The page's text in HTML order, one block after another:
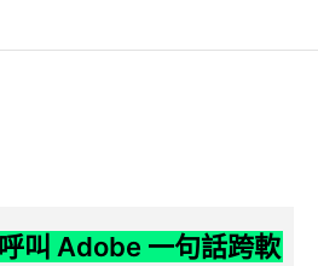
叫 Adobe 一句話跨軟